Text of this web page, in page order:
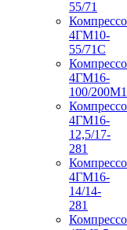
55/71
4ГМ10-
55/71С
4ГМ16-
100/200М1
4ГМ16-
12,5/17-
281
4ГМ16-
14/14-
281